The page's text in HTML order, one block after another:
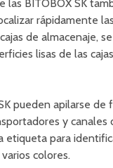
las BITOBOX SK
rápidamente
de almacenaje,
lisas de las
pueden apilarse
y canales
etiqueta para
colores.